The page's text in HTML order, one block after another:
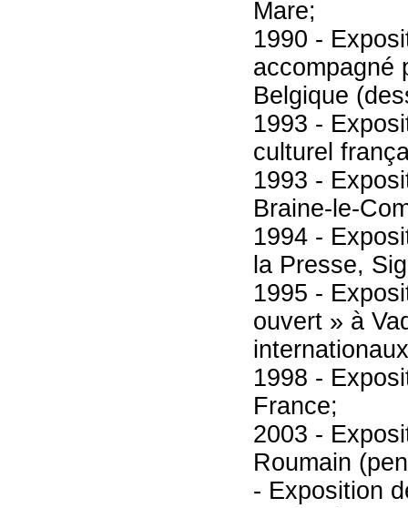
Mare;
1990 -
accompagné
Belgique
1993 -
culturel
1993 -
Braine-le-
1994 -
la Presse,
1995 -
ouvert » à
1998 -
France;
2003 -
Roumain
- Exposition